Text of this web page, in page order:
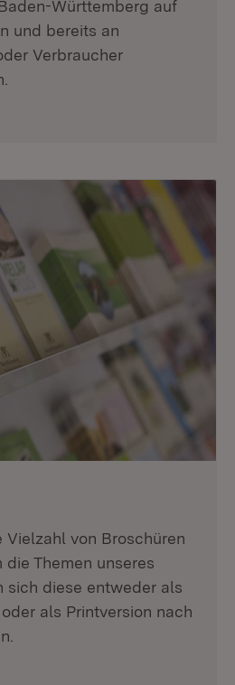
Württemberg auf
und bereits an
Verbraucher
Vielzahl von Broschüren
Themen unseres
sich diese entweder als
als Printversion nach